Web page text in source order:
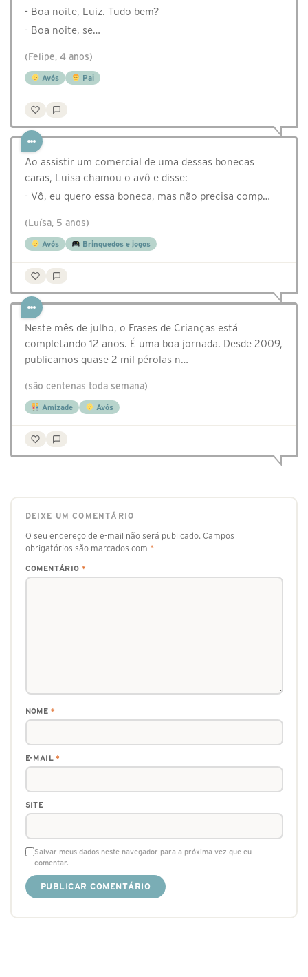
- Boa noite, Luiz. Tudo bem?
- Boa noite, se…
(Felipe, 4 anos)
Avós Pai
Ao assistir um comercial de uma dessas bonecas
caras, Luisa chamou o avô e disse:
- Vô, eu quero essa boneca, mas não precisa comp…
(Luísa, 5 anos)
Avós Brinquedos e jogos
Neste mês de julho, o Frases de Crianças está
completando 12 anos. É uma boa jornada. Desde 2009,
publicamos quase 2 mil pérolas n…
(são centenas toda semana)
Amizade Avós
DEIXE UM COMENTÁRIO
O seu endereço de e-mail não será publicado. Campos
obrigatórios são marcados com *
COMENTÁRIO *
NOME *
E-MAIL*
SITE
Salvar meus dados neste navegador para a próxima vez que eu
comentar.